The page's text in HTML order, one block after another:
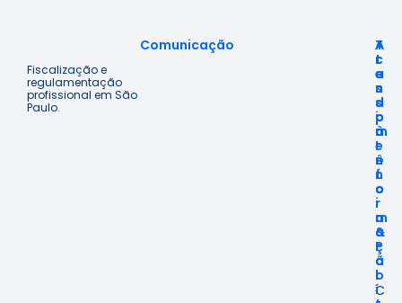
Fiscalização e
regulamentação
profissional em São
Paulo.
Comunicação
A
c
e
s
s
o
à
I
n
f
o
r
m
a
ç
ã
o
C
T
r
a
n
s
p
a
r
ê
n
c
i
a
&
P
o
l
í
A
t
e
n
d
i
m
e
n
t
o